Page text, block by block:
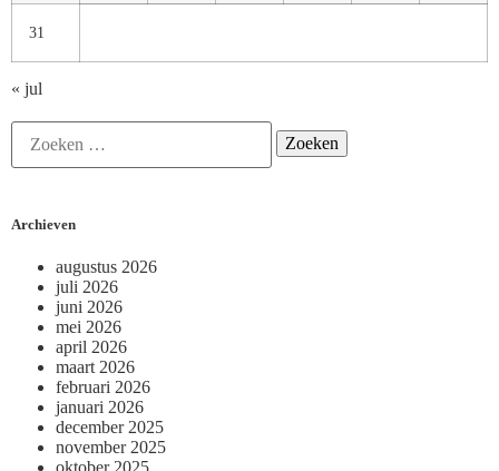
31
« jul
Archieven
augustus 2026
juli 2026
juni 2026
mei 2026
april 2026
maart 2026
februari 2026
januari 2026
december 2025
november 2025
oktober 2025